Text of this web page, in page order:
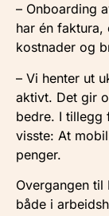
– Onboarding
har én
kostnader og
– Vi henter ut
aktivt. Det gir
bedre. I tillegg
visste: At
penger.
Overgangen
både i